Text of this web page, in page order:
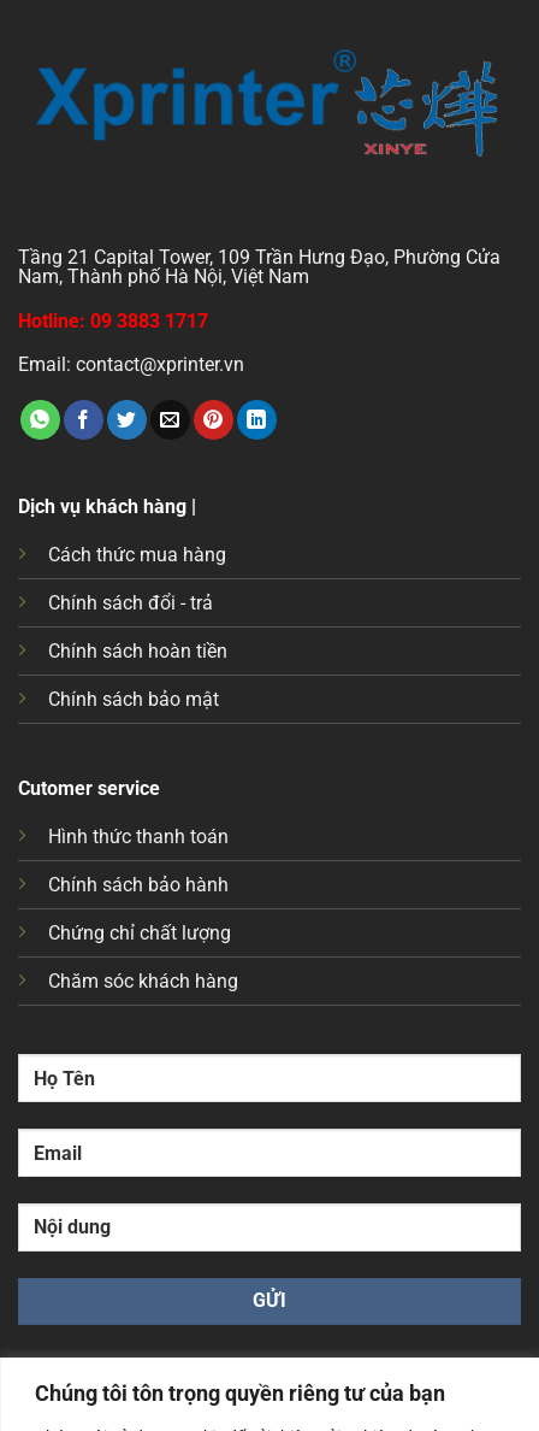
Chúng tôi tôn trọng quyền riêng tư của bạn
Tầng 21 Capital Tower, 109 Trần Hưng Đạo, Phường Cửa
Nam, Thành phố Hà Nội, Việt Nam
Hotline: 09 3883 1717
Email: contact@xprinter.vn
Dịch vụ khách hàng |
Cách thức mua hàng
Chính sách đổi - trả
Chính sách hoàn tiền
Chính sách bảo mật
Cutomer service
Hình thức thanh toán
Chính sách bảo hành
Chứng chỉ chất lượng
Chăm sóc khách hàng